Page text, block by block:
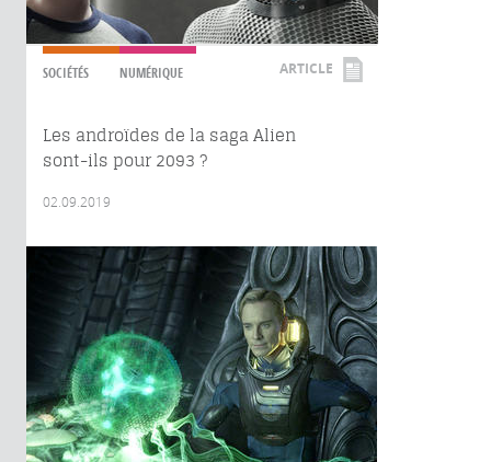
SOCIÉTÉS NUMÉRIQUE ARTICLE
Les androïdes de la saga Alien
sont-ils pour 2093 ?
02.09.2019